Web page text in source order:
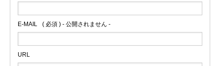
E-MAIL ( 必須 ) - 公開されません -
URL